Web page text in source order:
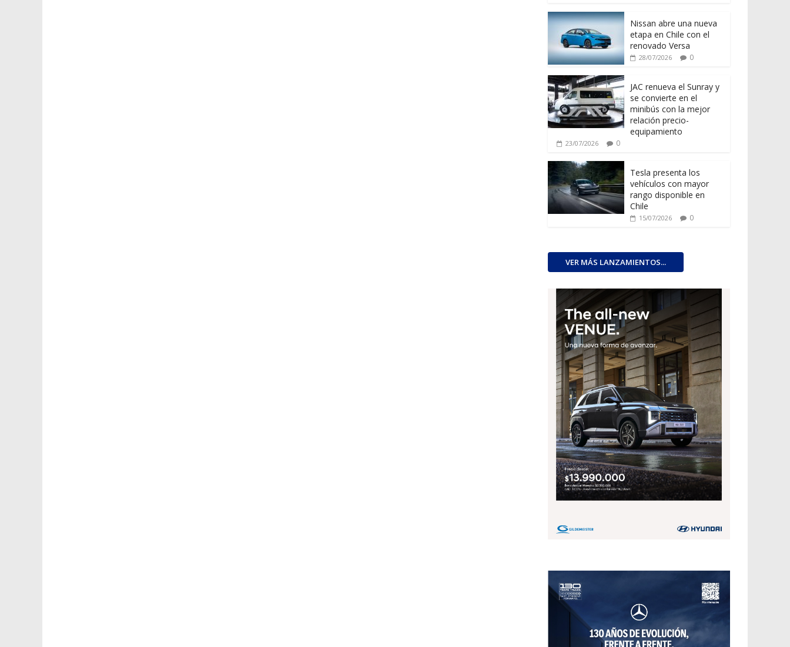
Nissan abre una nueva
etapa en Chile con el
renovado Versa
28/07/2026 0
JAC renueva el Sunray y
se convierte en el
minibús con la mejor
relación precio-
equipamiento
23/07/2026 0
Tesla presenta los
vehículos con mayor
rango disponible en
Chile
15/07/2026 0
VER MÁS LANZAMIENTOS...